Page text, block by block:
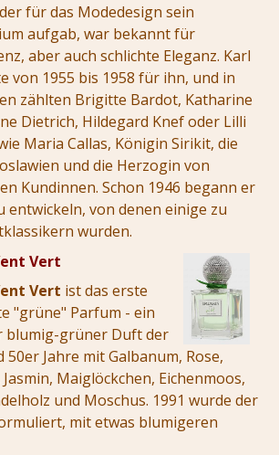
für das Modedesign sein
aufgab, war bekannt für
aber auch schlichte Eleganz. Karl
von 1955 bis 1958 für ihn, und in
zählten Brigitte Bardot, Katharine
Dietrich, Hildegard Knef oder Lilli
Maria Callas, Königin Sirikit, die
und die Herzogin von
Kundinnen. Schon 1946 begann er
entwickeln, von denen einige zu
wurden.
Vert
Vert ist das erste
"grüne" Parfum - ein
blumig-grüner Duft der
50er Jahre mit Galbanum, Rose,
Maiglöckchen, Eichenmoos,
und Moschus. 1991 wurde der
mit etwas blumigeren